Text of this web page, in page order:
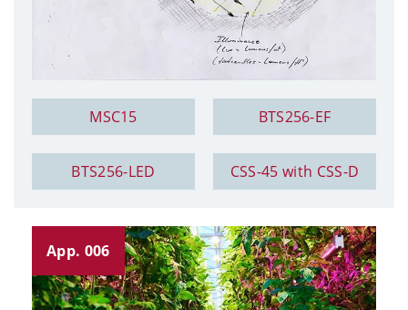
MSC15 BTS256-EF
BTS256-LED CSS-45 with CSS-D
App. 006